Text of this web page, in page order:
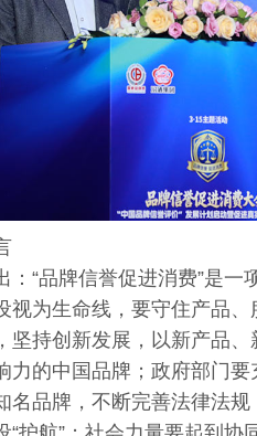
：“品牌信誉促进消费”是
视为生命线，要守住产品
坚持创新发展，以新产品
力的中国品牌；政府部门
名品牌，不断完善法律法